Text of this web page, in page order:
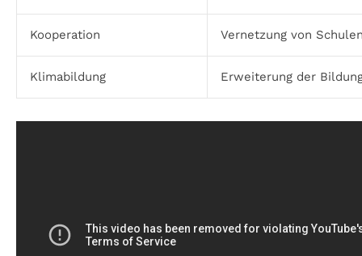
Kooperation Vernetzung von
Klimabildung Erweiterung der